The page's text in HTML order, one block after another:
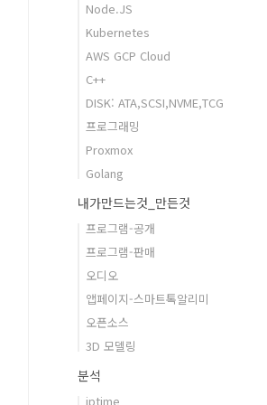
Node.JS
Kubernetes
AWS GCP Cloud
C++
DISK: ATA,SCSI,NVME,TCG
프로그래밍
Proxmox
Golang
내가만드는것_만든것
프로그램-공개
프로그램-판매
오디오
앱페이지-스마트톡알리미
오픈소스
3D 모델링
분석
iptime